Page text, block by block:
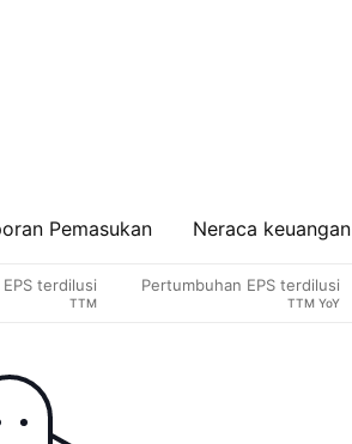
Pemasukan Neraca keuangan
EPS terdilusi
TTM
Pertumbuhan EPS terdilusi
TTM YoY